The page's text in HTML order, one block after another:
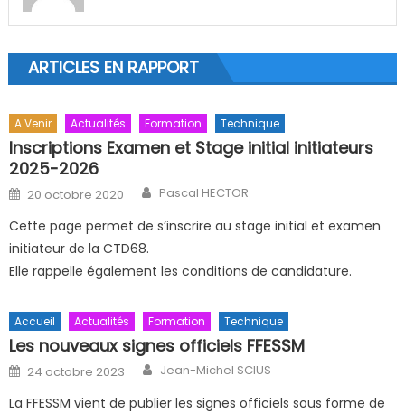
ARTICLES EN RAPPORT
A Venir Actualités Formation Technique
Inscriptions Examen et Stage initial initiateurs
2025-2026
Posted on
20 octobre 2020 Author
Pascal HECTOR
Cette page permet de s’inscrire au stage initial et examen
initiateur de la CTD68.
Elle rappelle également les conditions de candidature.
Accueil Actualités Formation Technique
Les nouveaux signes officiels FFESSM
Posted on
24 octobre 2023 Author
Jean-Michel SCIUS
La FFESSM vient de publier les signes officiels sous forme de